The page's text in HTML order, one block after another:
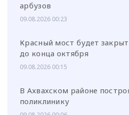
арбузов
09.08.2026 00:23
Красный мост будет
до конца октября
09.08.2026 00:15
В Ахвахском районе
поликлинику